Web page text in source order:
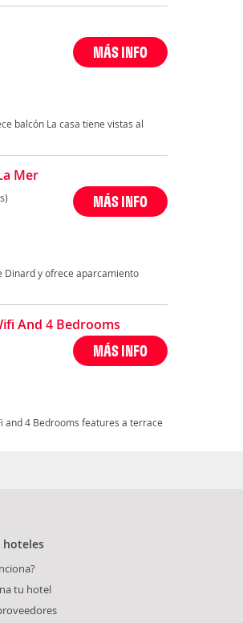
MÁS INFO
balcón La casa tiene vistas al
Mer
MÁS INFO
Dinard y ofrece aparcamiento
And 4 Bedrooms
MÁS INFO
and 4 Bedrooms features a terrace
hoteles
tu hotel